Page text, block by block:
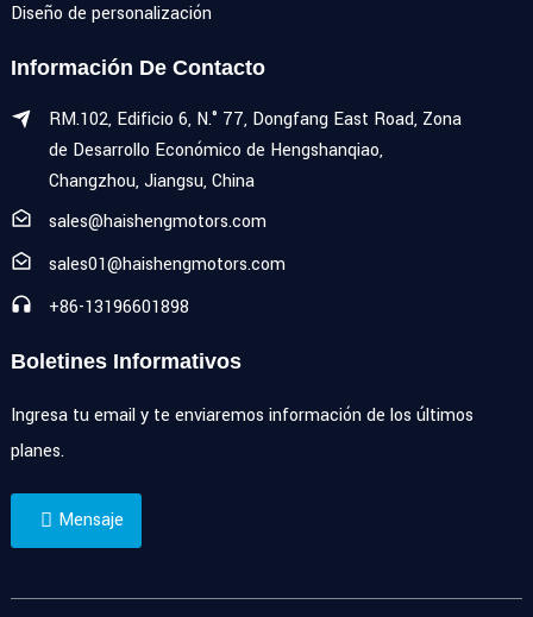
Diseño de personalización
Información De Contacto
RM.102, Edificio 6, N.° 77, Dongfang East Road, Zona
de Desarrollo Económico de Hengshanqiao,
Changzhou, Jiangsu, China
sales@haishengmotors.com
sales01@haishengmotors.com
+86-13196601898
Boletines Informativos
Ingresa tu email y te enviaremos información de los últimos
planes.
Mensaje